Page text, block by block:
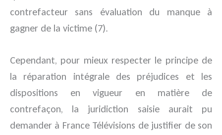
contrefacteur sans évaluation du manque à
gagner de la victime (7).
Cependant, pour mieux respecter le principe de
la réparation intégrale des préjudices et les
dispositions en vigueur en matière de
contrefaçon, la juridiction saisie aurait pu
demander à France Télévisions de justifier de son